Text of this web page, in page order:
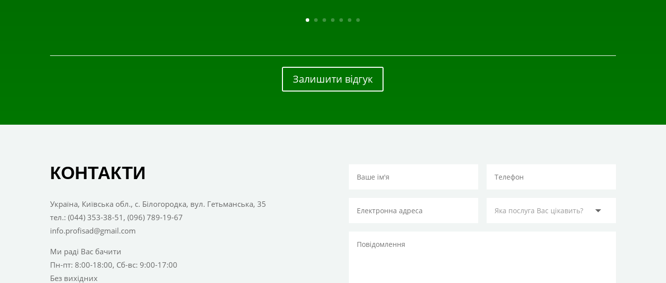
Залишити відгук
КОНТАКТИ
Україна, Київська обл., с. Білогородка, вул. Гетьманська, 35
тел.: (044) 353-38-51, (096) 789-19-67
info.profisad@gmail.com
Ми раді Вас бачити
Пн-пт: 8:00-18:00, Сб-вс: 9:00-17:00
Без вихідних